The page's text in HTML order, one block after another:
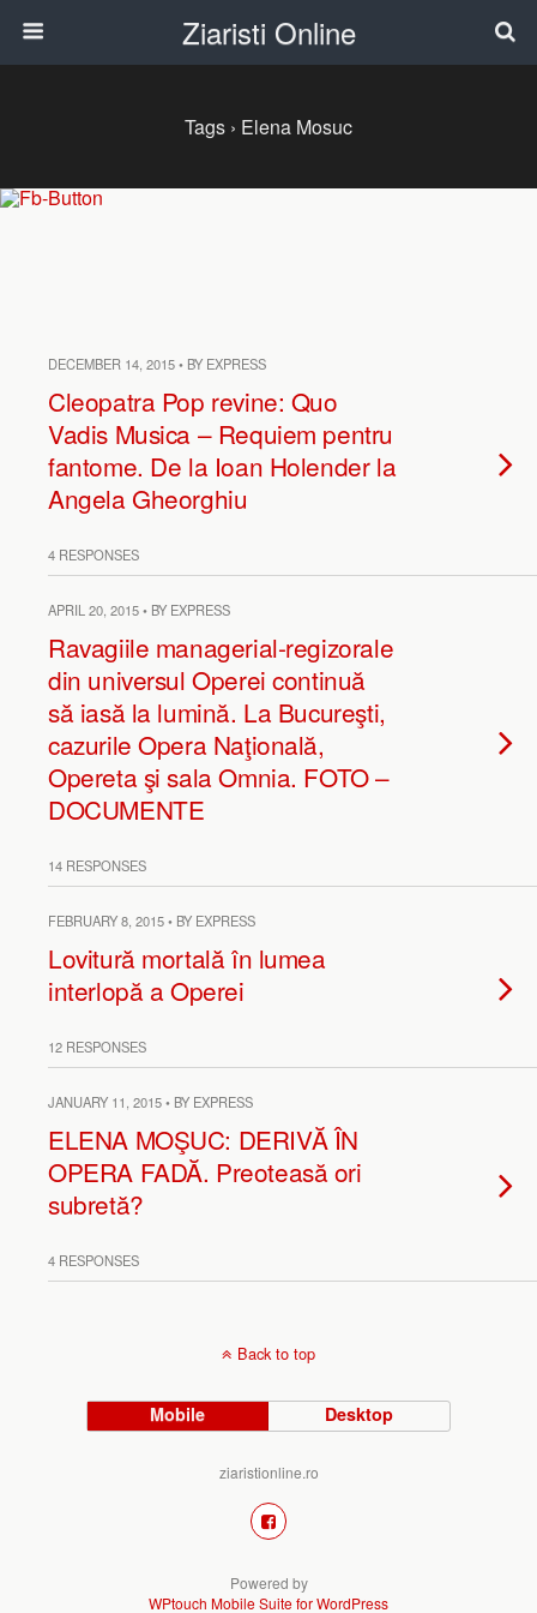
Ziaristi Online
Tags › Elena Mosuc
DECEMBER 14, 2015 • BY EXPRESS
Cleopatra Pop revine: Quo
Vadis Musica – Requiem pentru
fantome. De la Ioan Holender la
Angela Gheorghiu
4 RESPONSES
APRIL 20, 2015 • BY EXPRESS
Ravagiile managerial-regizorale
din universul Operei continuă
să iasă la lumină. La Bucureşti,
cazurile Opera Naţională,
Opereta şi sala Omnia. FOTO –
DOCUMENTE
14 RESPONSES
FEBRUARY 8, 2015 • BY EXPRESS
Lovitură mortală în lumea
interlopă a Operei
12 RESPONSES
JANUARY 11, 2015 • BY EXPRESS
ELENA MOŞUC: DERIVĂ ÎN
OPERA FADĂ. Preoteasă ori
subretă?
4 RESPONSES
Back to top
Mobile Desktop
ziaristionline.ro
Powered by
WPtouch Mobile Suite for WordPress